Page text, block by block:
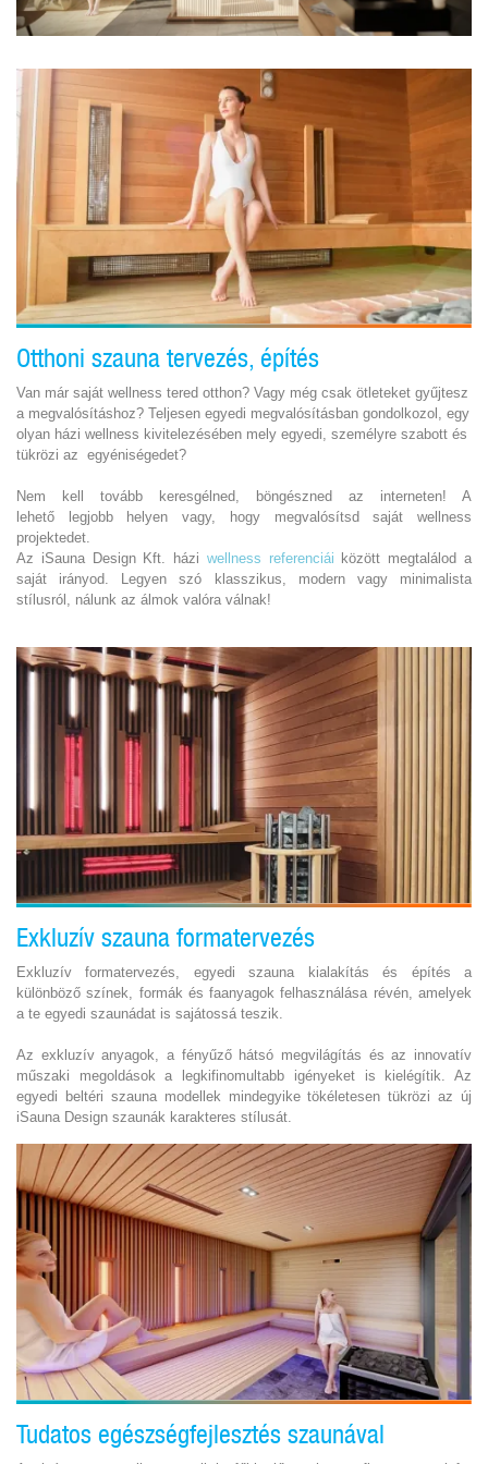
Otthoni szauna tervezés, építés
Van már saját wellness tered otthon? Vagy még csak ötleteket gyűjtesz
a megvalósításhoz? Teljesen egyedi megvalósításban gondolkozol, egy
olyan házi wellness kivitelezésében mely egyedi, személyre szabott és
tükrözi az egyéniségedet?
Nem kell tovább keresgélned, böngészned az interneten! A
lehető legjobb helyen vagy, hogy megvalósítsd saját wellness
projektedet.
Az iSauna Design Kft. házi wellness referenciái között megtalálod a
saját irányod. Legyen szó klasszikus, modern vagy minimalista
stílusról, nálunk az álmok valóra válnak!
Exkluzív szauna formatervezés
Exkluzív formatervezés, egyedi szauna kialakítás és építés a
különböző színek, formák és faanyagok felhasználása révén, amelyek
a te egyedi szaunádat is sajátossá teszik.
Az exkluzív anyagok, a fényűző hátsó megvilágítás és az innovatív
műszaki megoldások a legkifinomultabb igényeket is kielégítik. Az
egyedi beltéri szauna modellek mindegyike tökéletesen tükrözi az új
iSauna Design szaunák karakteres stílusát.
Tudatos egészségfejlesztés szaunával